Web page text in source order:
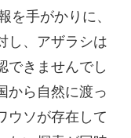
を手がかりに、
し、アザラシは
できませんでし
から自然に渡っ
ウソが存在して